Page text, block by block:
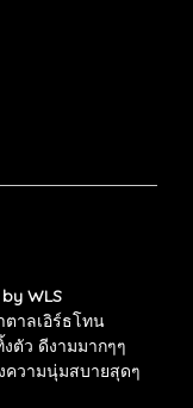
WLS
าลเอิร์ธโทน
ตัว ดีงามมากๆๆ
ความนุ่มสบายสุดๆ